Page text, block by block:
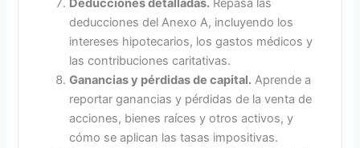
Deducciones detalladas. Repasa las
deducciones del Anexo A, incluyendo los
intereses hipotecarios, los gastos médicos y
las contribuciones caritativas.
Ganancias y pérdidas de capital. Aprende a
reportar ganancias y pérdidas de la venta de
acciones, bienes raíces y otros activos, y
cómo se aplican las tasas impositivas.